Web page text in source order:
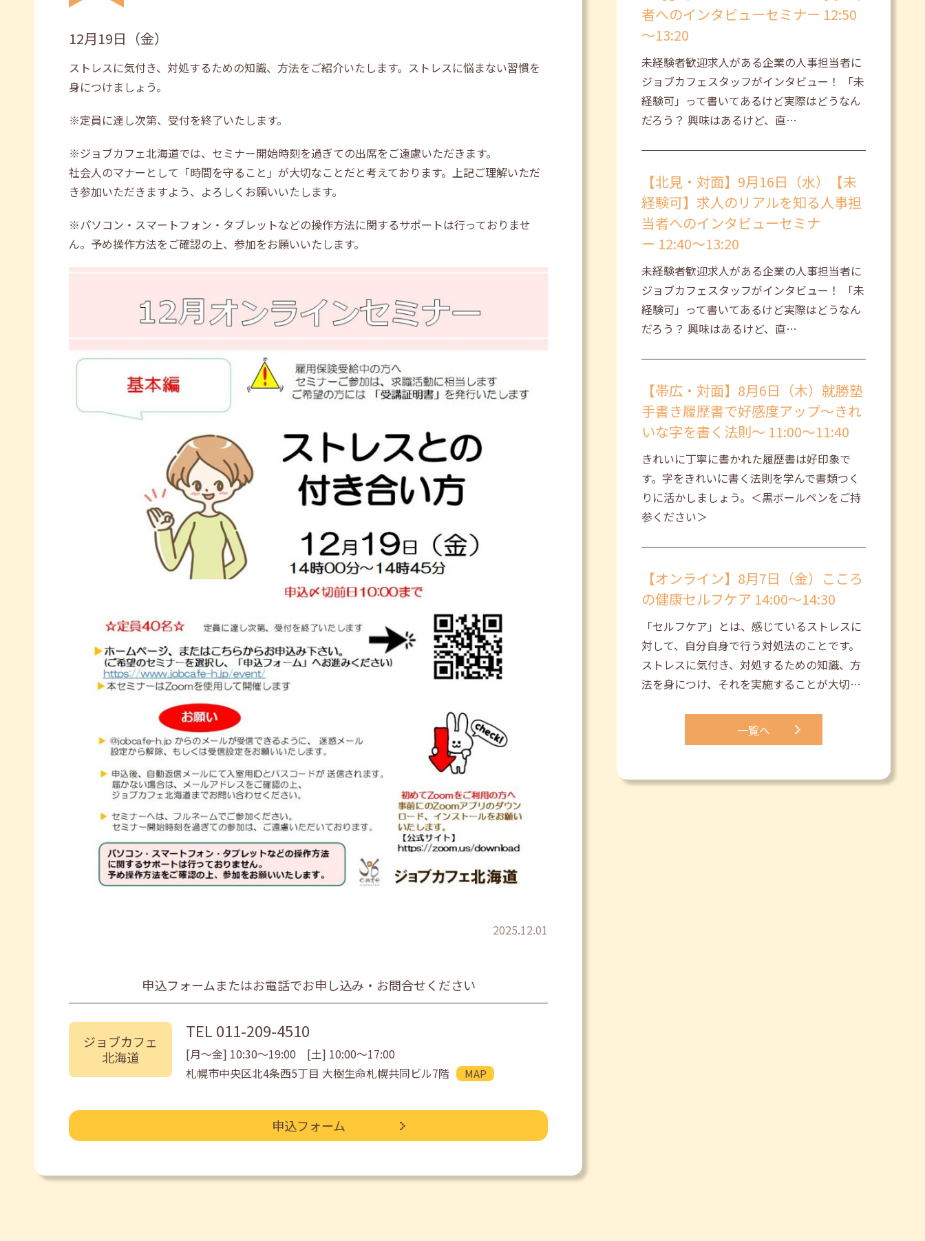
12月19日（金）
ストレスに気付き、対処するための知識、方法をご紹介いたします。ストレスに悩まない習慣を
身につけましょう。
※定員に達し次第、受付を終了いたします。
※ジョブカフェ北海道では、セミナー開始時刻を過ぎての出席をご遠慮いただきます。
社会人のマナーとして「時間を守ること」が大切なことだと考えております。上記ご理解いただ
き参加いただきますよう、よろしくお願いいたします。
※パソコン・スマートフォン・タブレットなどの操作方法に関するサポートは行っておりませ
ん。予め操作方法をご確認の上、参加をお願いいたします。
2025.12.01
申込フォームまたはお電話でお申し込み・お問合せください
ジョブカフェ
北海道
TEL 011-209-4510
[月〜金] 10:30〜19:00 [土] 10:00〜17:00
札幌市中央区北4条西5丁目 大樹生命札幌共同ビル7階
MAP
申込フォーム
者へのインタビューセミナー 12:50
～13:20
未経験者歓迎求人がある企業の人事担当者に
ジョブカフェスタッフがインタビュー！ 「未
経験可」って書いてあるけど実際はどうなん
だろう？ 興味はあるけど、直…
【北見・対面】9月16日（水）【未
経験可】求人のリアルを知る人事担
当者へのインタビューセミナ
ー 12:40～13:20
未経験者歓迎求人がある企業の人事担当者に
ジョブカフェスタッフがインタビュー！ 「未
経験可」って書いてあるけど実際はどうなん
だろう？ 興味はあるけど、直…
【帯広・対面】8月6日（木）就勝塾
手書き履歴書で好感度アップ～きれ
いな字を書く法則～ 11:00～11:40
きれいに丁寧に書かれた履歴書は好印象で
す。字をきれいに書く法則を学んで書類つく
りに活かしましょう。＜黒ボールペンをご持
参ください＞
【オンライン】8月7日（金）こころ
の健康セルフケア 14:00～14:30
「セルフケア」とは、感じているストレスに
対して、自分自身で行う対処法のことです。
ストレスに気付き、対処するための知識、方
法を身につけ、それを実施することが大切…
一覧へ